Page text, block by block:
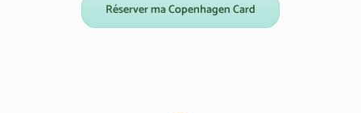
Réserver ma Copenhagen Card